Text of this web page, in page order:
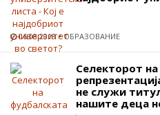
06.08.2018 ОБРАЗОВАНИЕ
Селекторот
не служи
нашите деца